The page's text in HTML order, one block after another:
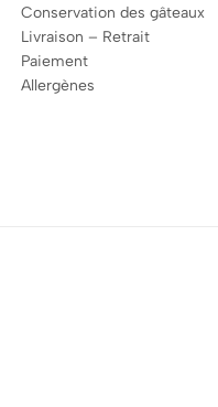
Conservation des gâteaux
Livraison – Retrait
Paiement
Allergènes